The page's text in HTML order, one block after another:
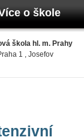
o škole
škola hl. m. Prahy
1 , Josefov